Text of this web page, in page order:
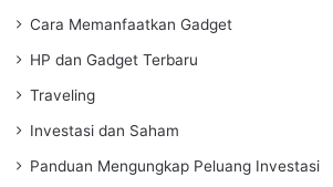
Cara Memanfaatkan Gadget
HP dan Gadget Terbaru
Traveling
Investasi dan Saham
Panduan Mengungkap Peluang Investasi